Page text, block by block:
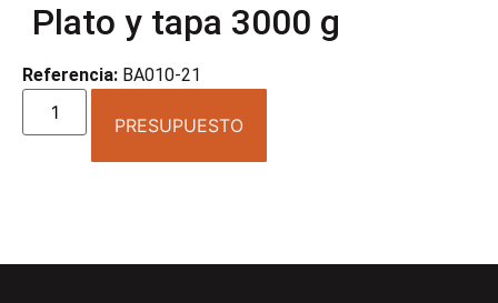
Plato y tapa 3000 g
Referencia: BA010-21
PRESUPUESTO